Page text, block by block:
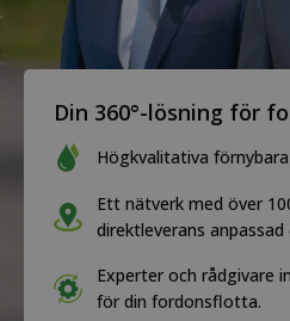
Din 360°-lösning för
Högkvalitativa
Ett nätverk med över
direktleverans
Experter och rådgivare
för din fordonsflotta.